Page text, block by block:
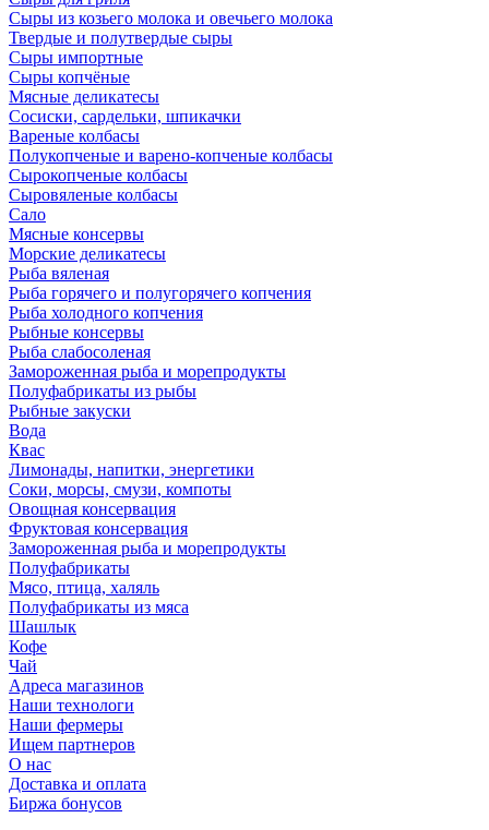
Сыры из козьего молока и овечьего молока
Твердые и полутвердые сыры
Сыры импортные
Сыры копчёные
Мясные деликатесы
Сосиски, сардельки, шпикачки
Вареные колбасы
Полукопченые и варено-копченые колбасы
Сырокопченые колбасы
Сыровяленые колбасы
Сало
Мясные консервы
Морские деликатесы
Рыба вяленая
Рыба горячего и полугорячего копчения
Рыба холодного копчения
Рыбные консервы
Рыба слабосоленая
Замороженная рыба и морепродукты
Полуфабрикаты из рыбы
Рыбные закуски
Вода
Квас
Лимонады, напитки, энергетики
Соки, морсы, смузи, компоты
Овощная консервация
Фруктовая консервация
Замороженная рыба и морепродукты
Полуфабрикаты
Мясо, птица, халяль
Полуфабрикаты из мяса
Шашлык
Кофе
Чай
Адреса магазинов
Наши технологи
Наши фермеры
Ищем партнеров
О нас
Доставка и оплата
Биржа бонусов